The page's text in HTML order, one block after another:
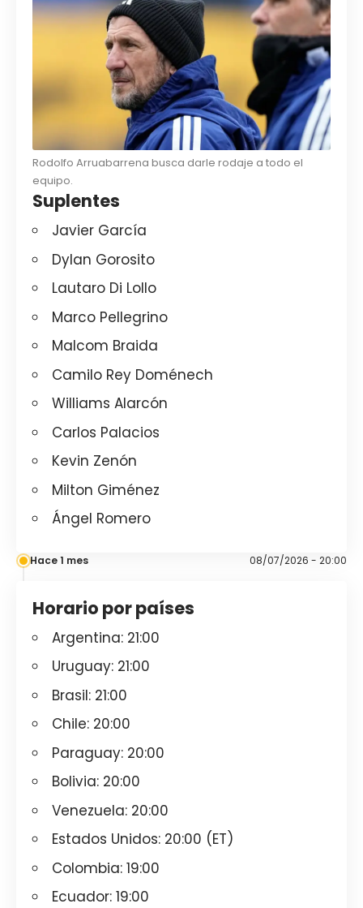
Rodolfo Arruabarrena busca darle rodaje a todo el
equipo.
Suplentes
Javier García
Dylan Gorosito
Lautaro Di Lollo
Marco Pellegrino
Malcom Braida
Camilo Rey Doménech
Williams Alarcón
Carlos Palacios
Kevin Zenón
Milton Giménez
Ángel Romero
Hace 1 mes 08/07/2026 - 20:00
Horario por países
Argentina: 21:00
Uruguay: 21:00
Brasil: 21:00
Chile: 20:00
Paraguay: 20:00
Bolivia: 20:00
Venezuela: 20:00
Estados Unidos: 20:00 (ET)
Colombia: 19:00
Ecuador: 19:00